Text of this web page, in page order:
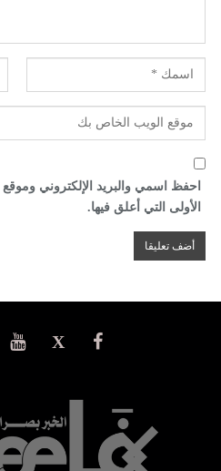
احفظ اسمي والبريد الإلكتروني
الأولى التي أعلق فيها.